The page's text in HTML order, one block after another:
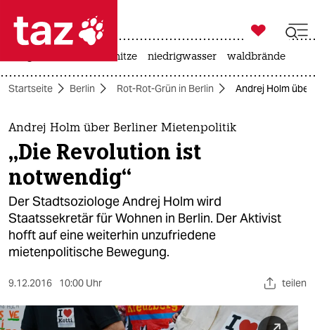
 taz zahl ich
taz zahl ich
themen
politik
öko
gesellschaft
kultur
sport
berlin

taz zahl ich
hitze niedrigwasser waldbrände
Startseite Berlin Rot-Rot-Grün in Berlin Andrej Holm
Andrej Holm über Berliner Mietenpolitik
„Die Revolution ist
notwendig“
Der Stadtsoziologe Andrej Holm wird
Staatssekretär für Wohnen in Berlin. Der Aktivist
hofft auf eine weiterhin unzufriedene
mietenpolitische Bewegung.
9.12.2016 10:00 Uhr teilen